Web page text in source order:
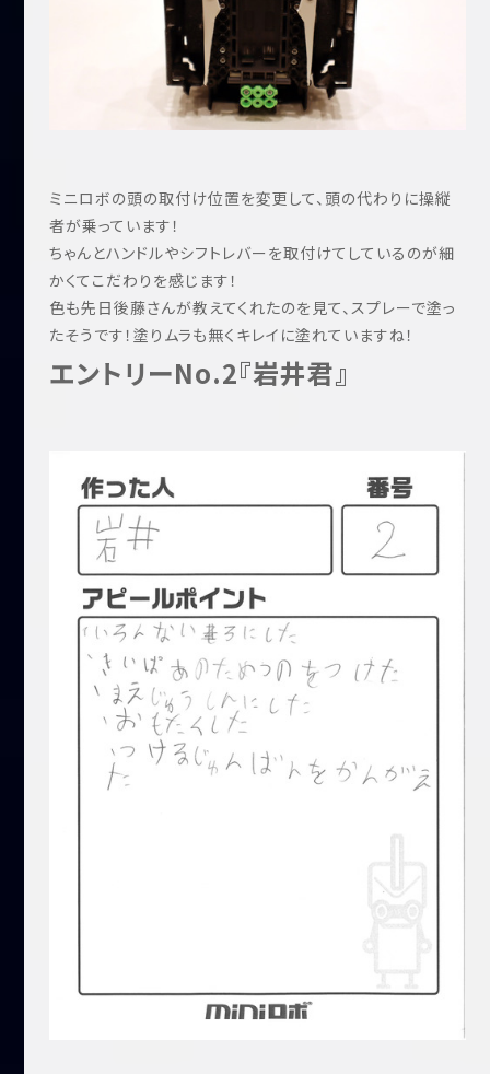
ミニロボの頭の取付け位置を変更して、頭の代わりに操縦
者が乗っています！
ちゃんとハンドルやシフトレバーを取付けてしているのが細
かくてこだわりを感じます！
色も先日後藤さんが教えてくれたのを見て、スプレーで塗っ
たそうです！塗りムラも無くキレイに塗れていますね！
エントリーNo.2『岩井君』